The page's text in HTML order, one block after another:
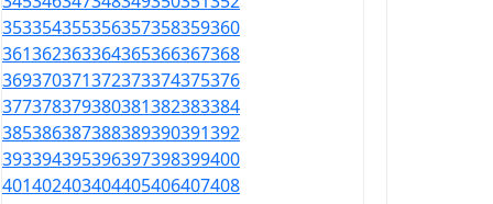
353354355356357358359360
361362363364365366367368
369370371372373374375376
377378379380381382383384
385386387388389390391392
393394395396397398399400
401402403404405406407408